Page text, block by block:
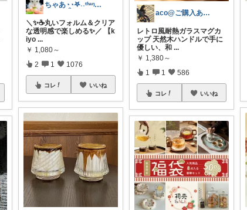
ちゃあ◔̯◔‪𖤐˒˒ᵗʱᵃᵑᵏᵧₒᵤ
＼✨☕丸いフォルム＆クリア
な透明感で楽しめる✨／ 【k
iyo ...
￥ 1,080～
2 1 1076
コレ いいね
aco@ご購入ありがとうございます✨️
レトロ風耐熱ガラスマグカ
ップ 天然木ハンドルで手に
優しい、和 ...
￥ 1,380～
1 1 586
コレ いいね